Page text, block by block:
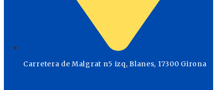
Carretera de Malgrat n5 izq, Blanes, 17300 Girona